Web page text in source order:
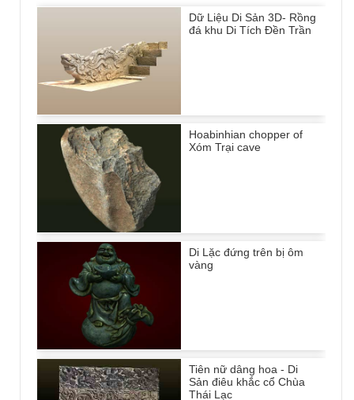
Dữ Liệu Di Sản 3D- Rồng
đá khu Di Tích Đền Trần
Hoabinhian chopper of
Xóm Trại cave
Di Lặc đứng trên bị ôm
vàng
Tiên nữ dâng hoa - Di
Sản điêu khắc cổ Chùa
Thái Lạc